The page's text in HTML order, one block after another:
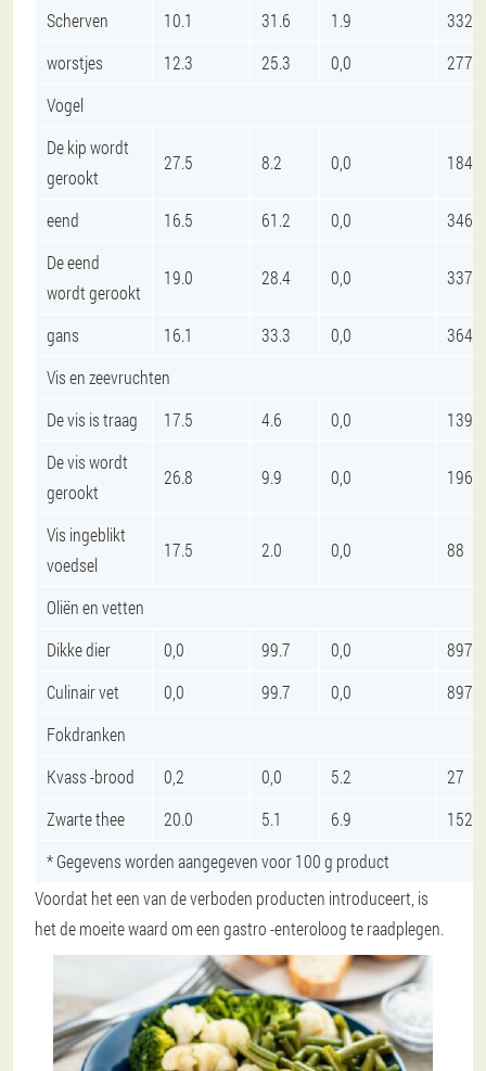
Scherven 10.1 31.6 1.9
332
worstjes
12.3 25.3 0,0
277
Vogel
De kip wordt
gerookt
27.5 8.2 0,0 184
eend 16.5 61.2 0,0
346
De eend
wordt gerookt
19.0 28.4 0,0 337
gans 16.1 33.3 0,0
364
Vis en zeevruchten
De vis is traag
17.5 4.6 0,0
139
De vis wordt
gerookt
26.8 9.9 0,0 196
Vis ingeblikt
voedsel
17.5 2.0 0,0 88
Oliën en vetten
Dikke dier
0,0 99.7 0,0
897
Culinair vet
0,0 99.7 0,0
897
Fokdranken
Kvass -brood
0,2 0,0 5.2
27
Zwarte thee
20.0 5.1 6.9
152
* Gegevens worden aangegeven voor 100 g product
Voordat het een van de verboden producten introduceert, is
het de moeite waard om een gastro -enteroloog te raadplegen.